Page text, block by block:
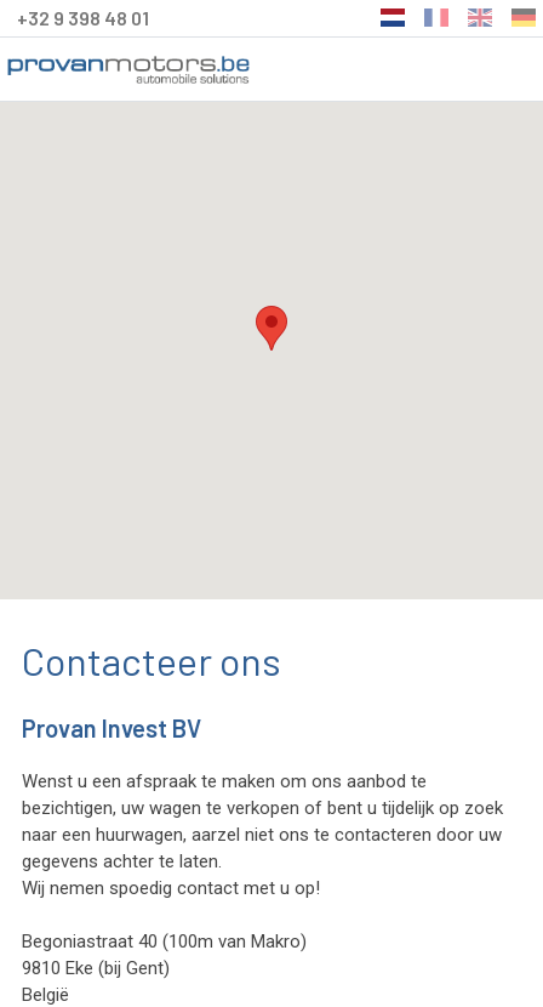
+32 9 398 48 01
Contacteer ons
Provan Invest BV
Wenst u een afspraak te maken om ons aanbod te
bezichtigen, uw wagen te verkopen of bent u tijdelijk op zoek
naar een huurwagen, aarzel niet ons te contacteren door uw
gegevens achter te laten.
Wij nemen spoedig contact met u op!
Begoniastraat 40 (100m van Makro)
9810 Eke (bij Gent)
België